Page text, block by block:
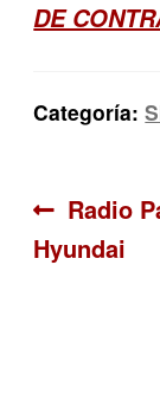
DE
Categoría:
de
Radio
Hyundai